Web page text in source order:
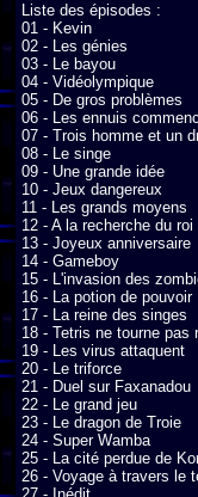
Liste des épisodes :
01 - Kevin
02 - Les génies
03 - Le bayou
04 - Vidéolympique
05 - De gros problèmes
06 - Les ennuis
07 - Trois homme et un
08 - Le singe
09 - Une grande idée
10 - Jeux dangereux
11 - Les grands moyens
12 - A la recherche du roi
13 - Joyeux anniversaire
14 - Gameboy
15 - L'invasion des
16 - La potion de pouvoir
17 - La reine des singes
18 - Tetris ne tourne pas
19 - Les virus attaquent
20 - Le triforce
21 - Duel sur Faxanadou
22 - Le grand jeu
23 - Le dragon de Troie
24 - Super Wamba
25 - La cité perdue de
26 - Voyage à travers le